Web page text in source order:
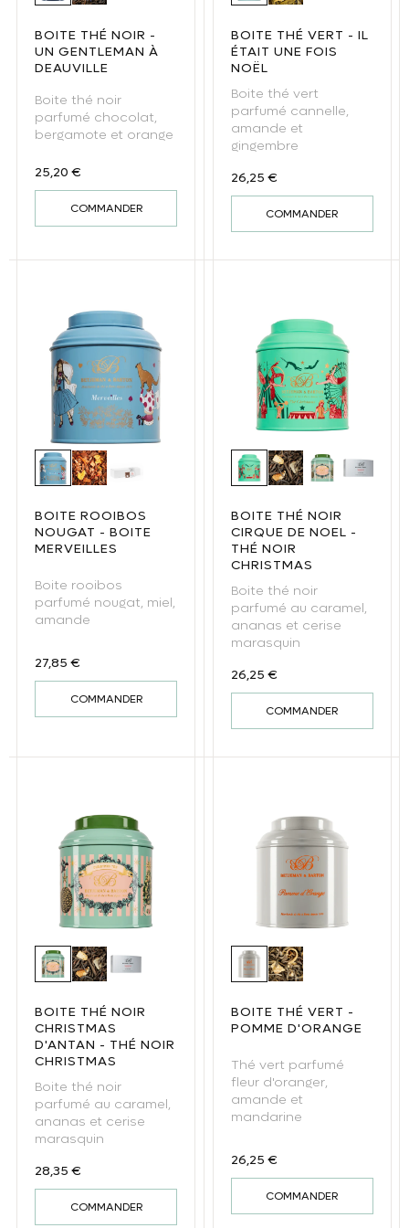
BOITE THÉ NOIR -
UN GENTLEMAN À
DEAUVILLE
Boite thé noir
parfumé chocolat,
bergamote et orange
Prix habituel
25,20 €
COMMANDER
BOITE THÉ VERT - IL
ÉTAIT UNE FOIS
NOËL
Boite thé vert
parfumé cannelle,
amande et
gingembre
Prix habituel
26,25 €
COMMANDER
Boite Rooibos Nougat - Boite Merveilles
Rooibos nougat
Rooibos nougat - Rooibos sachet
BOITE ROOIBOS
NOUGAT - BOITE
MERVEILLES
Boite rooibos
parfumé nougat, miel,
amande
Prix habituel
27,85 €
COMMANDER
Boite thé noir Cirque de
Thé noirBoite thé
BOITE THÉ NOIR
CIRQUE DE NOEL -
THÉ NOIR
CHRISTMAS
Boite thé noir
parfumé au caramel,
ananas et cerise
marasquin
Prix habituel
26,25 €
COMMANDER
Boite thé noir Christmas d'Antan - Thé noir Christmas
Thé noir Christmas Tea
Christmas Tea - thé noir sachet
BOITE THÉ NOIR
CHRISTMAS
D'ANTAN - THÉ NOIR
CHRISTMAS
Boite thé noir
parfumé au caramel,
ananas et cerise
marasquin
Prix habituel
28,35 €
COMMANDER
Boite thé vert - Pomme
Thé vert Pomme
BOITE THÉ VERT -
POMME D'ORANGE
Thé vert parfumé
fleur d'oranger,
amande et
mandarine
Prix habituel
26,25 €
COMMANDER